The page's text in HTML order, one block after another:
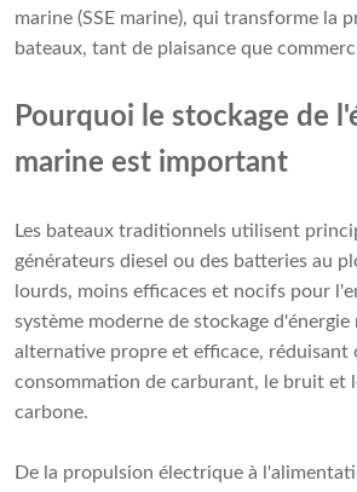
marine (SSE marine), qui transforme la
bateaux, tant de plaisance que
Pourquoi le stockage de
marine est important
Les bateaux traditionnels utilisent
générateurs diesel ou des batteries au
lourds, moins efficaces et nocifs pour
système moderne de stockage
alternative propre et efficace, réduisant
consommation de carburant, le bruit et
carbone.
De la propulsion électrique à